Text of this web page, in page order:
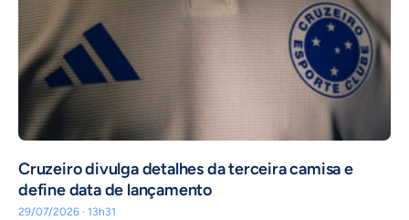
Cruzeiro divulga detalhes da terceira camisa e
define data de lançamento
29/07/2026 · 13h31